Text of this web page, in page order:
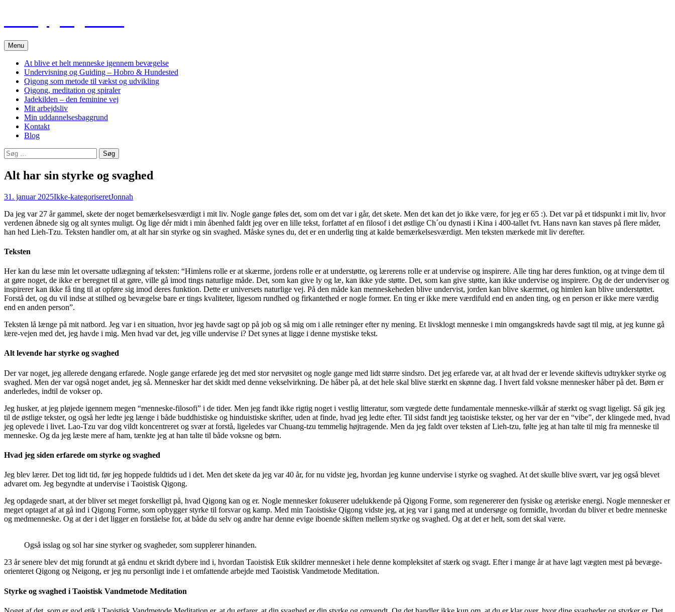
Menu
At blive et helt menneske igennem bevægelse
Undervisning og Guiding – Hobro & Hundested
Qigong som metode til vækst og udvikling
Qigong, meditation og spiraler
Jadekilden – den feminine vej
Mit arbejdsliv
Min uddannelsesbaggrund
Kontakt
Blog
Søg
efter:
Alt har sin styrke og svaghed
31. januar 2025Ikke-kategoriseretJonnah
Da jeg var 27 år gammel, skete der noget bemærkelsesværdigt i mit liv. Nogle gange føles det, som om det var i går, det skete. Men det kan det jo ikke være, for jeg er 65 :). Det var på et tidspunkt i mit liv, hvor
verdenen åbnede sig og alt syntes muligt. Og lige dér midt i min åbenhed faldt jeg over en lille tekst, forfattet af en filosof i det østlige Ch´ou dynasti i Kina i 400-tallet fvt. Hans navn kan staves på flere måder,
han hed Lieh-Tzu. Teksten handler om, at alt har sin styrke og sin svaghed. Måske synes du, det er en underlig ting at kalde bemærkelsesværdigt. Men teksten mærkede mit liv derefter.
Teksten
Her kan du læse min let oversatte udlægning af teksten: “Himlens rolle er at skærme, jordens rolle er at understøtte, og lærerens rolle er at undervise og inspirere. Alle ting har deres funktion, og at tvinge dem til
at gøre noget, de ikke er beregnet til at gøre, ville gå imod tings naturlige måde. Det, som kan give ly og læ, kan ikke yde støtte. Det, som kan give støtte, kan ikke undervise og inspirere. Og de der underviser og
inspirerer kan ikke få ting til at opføre sig imod deres funktion. Dette er universets naturlige vej. På den måde kan menneskeheden blive undervist, jorden kan blive skærmet, og himlen kan blive understøttet.
Forstå det, og du vil indse at stilhed og bevægelse bare er tings kvaliteter, ligesom rundhed og firkantethed er nogle former. En ting er ikke mere værdifuld end en anden ting, og en person er ikke mere værdig
end en anden person”.
Teksten lå længe på mit natbord. Jeg var i en situation, hvor jeg havde sagt op på job og så mig om i alle retninger efter ny mening. Et livsklogt menneske i min omgangskreds havde sagt til mig, at jeg kunne gå
lære-vejen med det, jeg havde i mig. Men hvad var det, jeg ville undervise i? Det synes at ligge i denne mystiske tekst.
Alt levende har styrke og svaghed
Der var noget, jeg allerede dengang erfarede. Nogle gange erfarede jeg det med stor nervøsitet og nogle gange med lidt større sindsro. Det jeg erfarede var, at alt hvad der er levende skiftevis udtrykker styrke og
svaghed. Men der var også noget andet, jeg så. Mennesker har det skidt med denne vekselvirkning. De håber på, at det hele skal blive stærkt en skønne dag. I hvert fald voksne mennesker håber på det. Børn er
anderledes, indtil de vokser op.
Jeg husker, at jeg pløjede igennem megen “menneske-filosofi” i de tider. Men jeg fandt ikke rigtig noget i vestlig litteratur, som vægtede dette fundamentale menneske-vilkår af stærkt og svagt ligeligt. Så gik jeg
til de østlige tekster, og også her ledte jeg længe i både buddhistiske og hinduistiske skrifter, uden at finde, hvad jeg ledte efter. Til sidst fandt jeg taoistiske tekster, og her var der en “vibe”, der klingede med, hvad
jeg oplevede i livet. Lao-Tzu var dog vildt koncentreret og svær at forstå, ligeledes var Chuang-tzu temmelig højtragende. Men da jeg faldt over teksten af Lieh-tzu, følte jeg at han talte til mig fra menneske til
menneske. Og da jeg læste mere af ham, tænkte jeg at han talte til både voksne og børn.
Hvad jeg siden erfarede om styrke og svaghed
Jeg blev lærer. Det tog lidt tid, før jeg hoppede fuldtids ud i det. Men det skete da jeg var 40 år, for nu vidste jeg, hvordan jeg kunne undervise i styrke og svaghed. At det skulle blive svært, var jeg også blevet
advaret om. Jeg begyndte at undervise i Taoistisk Qigong.
Jeg opdagede snart, at der bliver set meget forskelligt på, hvad Qigong kan og er. Nogle mennesker fokuserer udelukkende på Qigong Forme, som regenererer den fysiske og æteriske energi. Nogle mennesker er
meget optaget af at gå ind i Qigong Forme, som opbygger styrke til forsvar og kamp. Med min Taoistiske Qigong vidste jeg, at jeg var i gang med at undersøge og formidle, hvordan du bliver et bedre menneske
og medmenneske. Og at der i det ligger en forståelse for, at både du selv og andre har denne evige iboende skiften mellem styrke og svaghed. Og at det er helt, som det skal være.
Også isslag og sol har sine styrker og svagheder, som supplerer hinanden.
23 år senere blev det mig forundt at gå endnu et skridt dybere ind i, hvordan Taoistisk Etik skildrer mennesket i hele denne kompleksitet af stærk og svagt. Efter i mange år at have lagt vægten mest på bevæge-
orienteret Qigong og Neigong, er jeg nu personligt inde i et omfattende arbejde med Taoistisk Vandmetode Meditation.
Styrke og svaghed i Taoistisk Vandmetode Meditation